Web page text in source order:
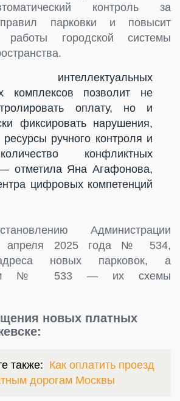
контроль за
парковки и повысит
работы городской системы
интеллектуальных
комплексов позволит не
оплату, но и
фиксировать нарушения,
ручного контроля и
конфликтных
отметила Яна Агафонова,
цифровых компетенций
Администрации
апреля 2025 года № 534,
новых парковок, а
№ 533 — их схемы
новых платных
также: Как оплатить проезд
дорогам Москвы